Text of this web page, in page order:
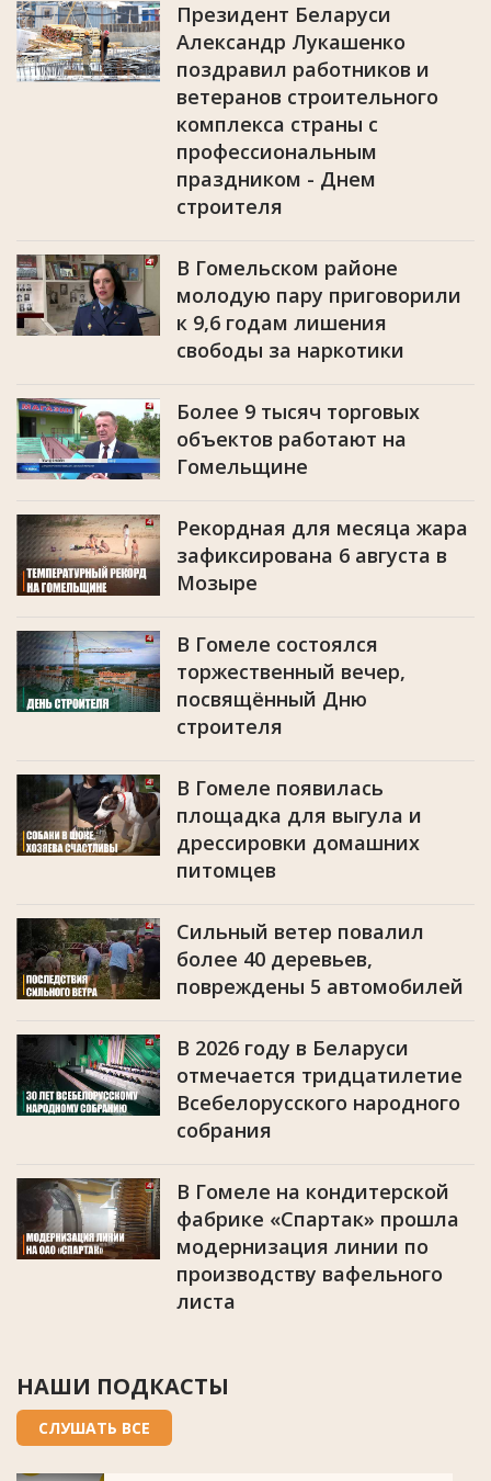
Президент Беларуси
Александр Лукашенко
поздравил работников и
ветеранов строительного
комплекса страны с
профессиональным
праздником - Днем
строителя
В Гомельском районе
молодую пару приговорили
к 9,6 годам лишения
свободы за наркотики
Более 9 тысяч торговых
объектов работают на
Гомельщине
Рекордная для месяца жара
зафиксирована 6 августа в
Мозыре
В Гомеле состоялся
торжественный вечер,
посвящённый Дню
строителя
В Гомеле появилась
площадка для выгула и
дрессировки домашних
питомцев
Сильный ветер повалил
более 40 деревьев,
повреждены 5 автомобилей
В 2026 году в Беларуси
отмечается тридцатилетие
Всебелорусского народного
собрания
В Гомеле на кондитерской
фабрике «Спартак» прошла
модернизация линии по
производству вафельного
листа
НАШИ ПОДКАСТЫ
СЛУШАТЬ ВСЕ